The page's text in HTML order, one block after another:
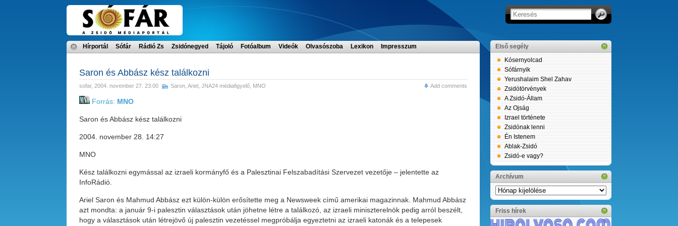
Hírportál Sófár Rádió Zs Zsidónegyed Tájoló Fotóalbum Videók Olvasószoba Lexikon Impresszum
Saron és Abbász kész találkozni
sofar, 2004. november 27. 23:00 Saron, Ariel JNA24 médiafigyelő MNO Add comments
Forrás: MNO
Saron és Abbász kész találkozni
2004. november 28. 14:27
MNO
Kész találkozni egymással az izraeli kormányfő és a Palesztinai Felszabadítási Szervezet vezetője – jelentette az
InfoRádió.
Ariel Saron és Mahmud Abbász ezt külön-külön erősítette meg a Newsweek című amerikai magazinnak. Mahmud Abbász
azt mondta: a január 9-i palesztin választások után jöhetne létre a találkozó, az izraeli miniszterelnök pedig arról beszélt,
hogy a választások után létrejövő új palesztin vezetéssel megpróbálja egyeztetni az izraeli katonák és a telepesek
Első segély
Kósernyolcad
Sófárnyik
Yerushalaim Shel Zahav
Zsidótörvények
A Zsidó-Állam
Az Ojság
Izrael története
Zsidónak lenni
Én Istenem
Ablak-Zsidó
Zsidó-e vagy?
Archívum
Archívum
Friss hírek